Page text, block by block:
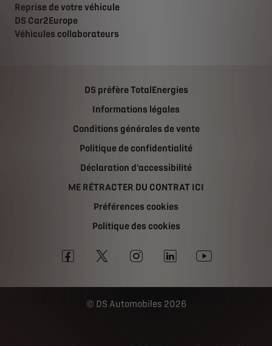
Reprise de votre véhicule
DS Car2Europe
Véhicules collaborateurs
DS préfère TotalEnergies
Informations légales
Conditions générales de vente
Politique de confidentialité
Déclaration d'accessibilité
ME RÉTRACTER DU CONTRAT ICI
Préférences cookies
Politique des cookies
DS Automobiles 2026